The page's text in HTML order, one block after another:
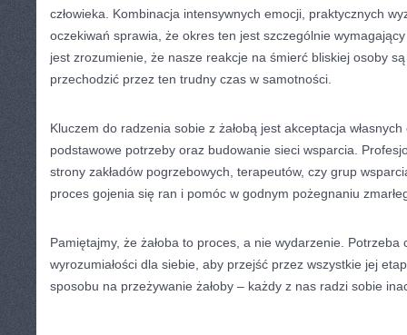
człowieka. Kombinacja intensywnych emocji, praktycznych
oczekiwań sprawia, że okres ten jest szczególnie
jest zrozumienie, że nasze reakcje na śmierć bliskiej osoby
przechodzić przez ten trudny czas w samotności.
Kluczem do radzenia sobie z żałobą jest akceptacja
podstawowe potrzeby oraz budowanie sieci wsparcia.
strony zakładów pogrzebowych, terapeutów, czy grup
proces gojenia się ran i pomóc w godnym pożegnaniu
Pamiętajmy, że żałoba to proces, a nie wydarzenie. Potrzeba
wyrozumiałości dla siebie, aby przejść przez wszystkie jej
sposobu na przeżywanie żałoby – każdy z nas radzi sobie